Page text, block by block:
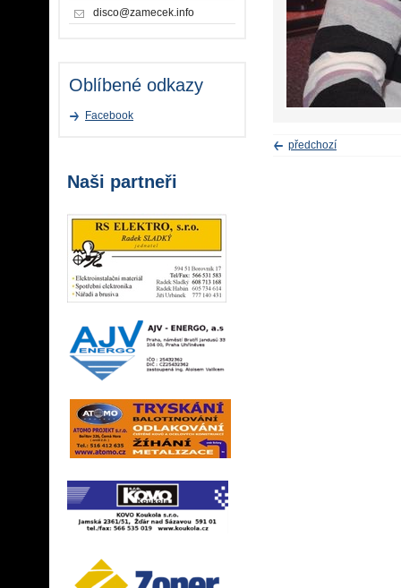
předchozí
disco@zamecek.info
Oblíbené odkazy
Facebook
Naši partneři